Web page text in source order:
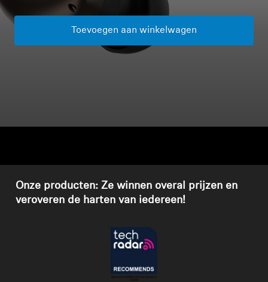
Originele gehooronderdelengehoor en accessoires
AMBEO soundbars en Subs
Toevoegen aan winkelwagen
Onze producten: Ze winnen overal prijzen en
veroveren de harten van iedereen!